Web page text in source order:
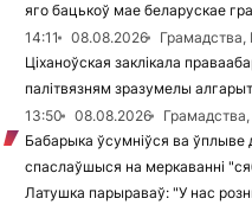
яго бацькоў мае беларускае
14:11
08.08.2026
Грамадства,
Ціханоўская заклікала
палітвязням зразумелы
13:50
08.08.2026
Бабарыка ўсумніўся ва ўплыве
спаслаўшыся на меркаванні
Латушка парыраваў: "У нас